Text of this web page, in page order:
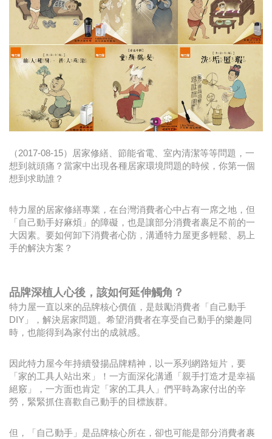
（2017-08-15）居家修繕、節能省電、室內清潔等等問題，一
想到就頭痛？當家中出現各種居家環境問題的時候，你第一個
想到求助誰？
特力屋的居家修繕專業，在台灣消費者心中占有一席之地，但
「自己動手好麻煩」的障礙，也是讓部分消費者裹足不前的一
大因素。要如何卸下消費者心防，溝通特力屋更多輕鬆、易上
手的解決方案？
品牌深植人心後，該如何延伸觸角？
特力屋一直以來的品牌核心價值，是鼓勵消費者「自己動手
DIY」，解決居家問題。希望消費者在享受自己動手的樂趣同
時，也能得到為家付出的成就感。
因此特力屋今年持續發揚品牌精神，以一系列網路短片，要
「家的工具人站出來」！一方面深化溝通「親手打造才是幸福
絕竅」，一方面也肯定「家的工具人」們平時為家付出的辛
勞，緊緊抓住喜歡自己動手的目標族群。
但，「自己動手」是品牌核心所在，卻也可能是部分消費者裹
金獎的代價 牛恆泰：沒人知道我失去什麼！
台灣百事食品 注重品牌體驗創造差異化
黃麗萍：媒體代理商有幫客戶升級的責任！
牛恆泰：媒體產業蛻變關鍵期，數位轉型該怎麼
搞？（上）